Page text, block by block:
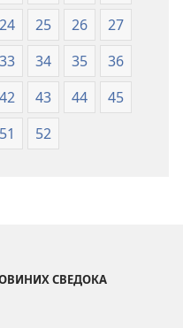
2019)2019)
24 25 26
27
33 34 35
36
42 43 44
45
51 52
СВЕДОКА